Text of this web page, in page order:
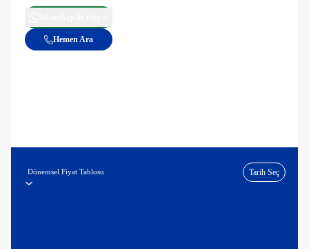
Hemen Ara
Dönemsel Fiyat Tablosu Tarih Seç